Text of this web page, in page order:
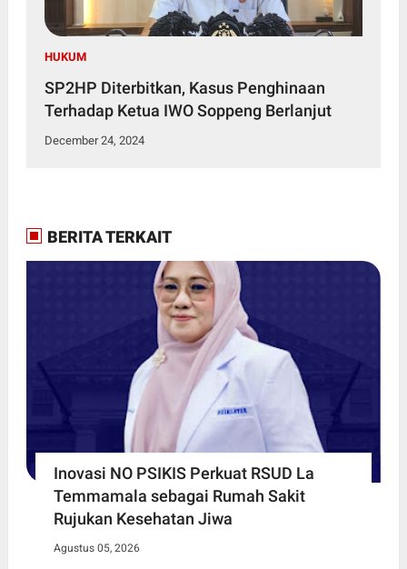
HUKUM
SP2HP Diterbitkan, Kasus Penghinaan
Terhadap Ketua IWO Soppeng Berlanjut
December 24, 2024
BERITA TERKAIT
Inovasi NO PSIKIS Perkuat RSUD La
Temmamala sebagai Rumah Sakit
Rujukan Kesehatan Jiwa
Agustus 05, 2026